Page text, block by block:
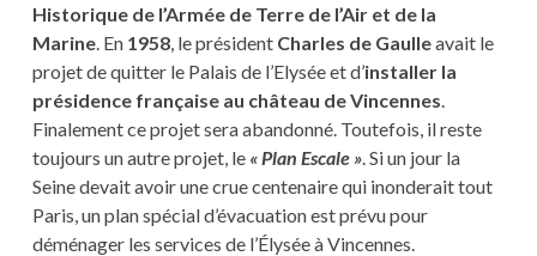
Historique de l’Armée de Terre de l’Air et de la
Marine. En 1958, le président Charles de Gaulleavait le
projet de quitter le Palais de l’Elysée et d’installer la
présidence française au château de Vincennes.
Finalement ce projet sera abandonné. Toutefois, il reste
toujours un autre projet, le « Plan Escale ». Si un jour la
Seine devait avoir une crue centenaire qui inonderait tout
Paris, un plan spécial d’évacuation est prévu pour
déménager les services de l’Élysée à Vincennes.